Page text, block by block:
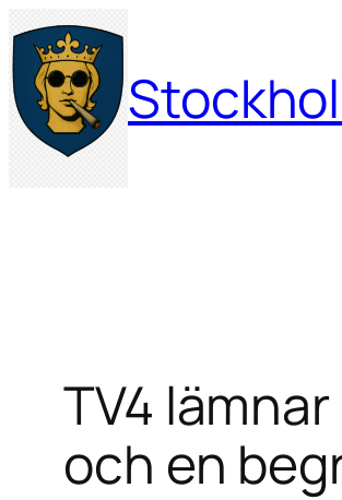
Hoppa
till
innehåll
TV4
och en